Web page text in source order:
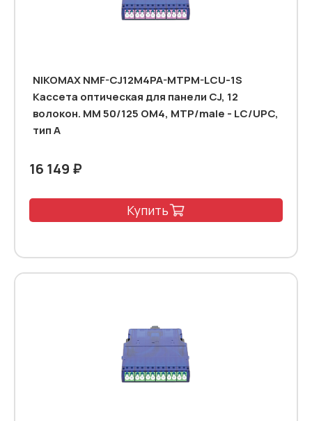
NIKOMAX NMF-CJ12M4PA-MTPM-LCU-1S
Кассета оптическая для панели CJ, 12
волокон. MM 50/125 OM4, MTP/male - LC/UPC,
тип А
16 149 ₽
Купить